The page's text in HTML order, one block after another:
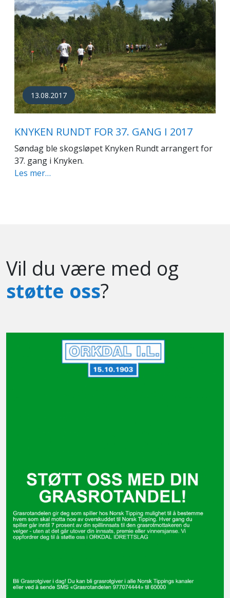
13.08.2017
KNYKEN RUNDT FOR 37. GANG I 2017
Søndag ble skogsløpet Knyken Rundt arrangert for
37. gang i Knyken.
Les mer…
Vil du være med og
støtte oss?